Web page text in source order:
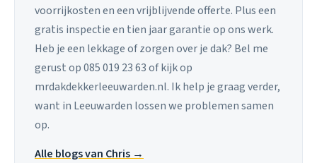
voorrijkosten en een vrijblijvende offerte. Plus een
gratis inspectie en tien jaar garantie op ons werk.
Heb je een lekkage of zorgen over je dak? Bel me
gerust op 085 019 23 63 of kijk op
mrdakdekkerleeuwarden.nl. Ik help je graag verder,
want in Leeuwarden lossen we problemen samen
op.
Alle blogs van Chris →